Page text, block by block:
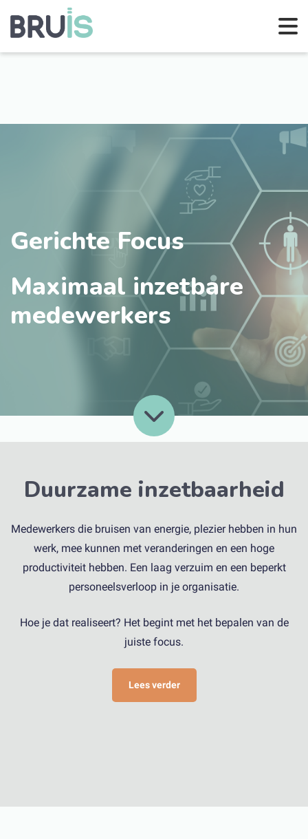
Gerichte Focus
Maximaal inzetbare
medewerkers
Duurzame inzetbaarheid
Medewerkers die bruisen van energie, plezier hebben in hun
werk, mee kunnen met veranderingen en een hoge
productiviteit hebben. Een laag verzuim en een beperkt
personeelsverloop in je organisatie.
Hoe je dat realiseert? Het begint met het bepalen van de
juiste focus.
Lees verder